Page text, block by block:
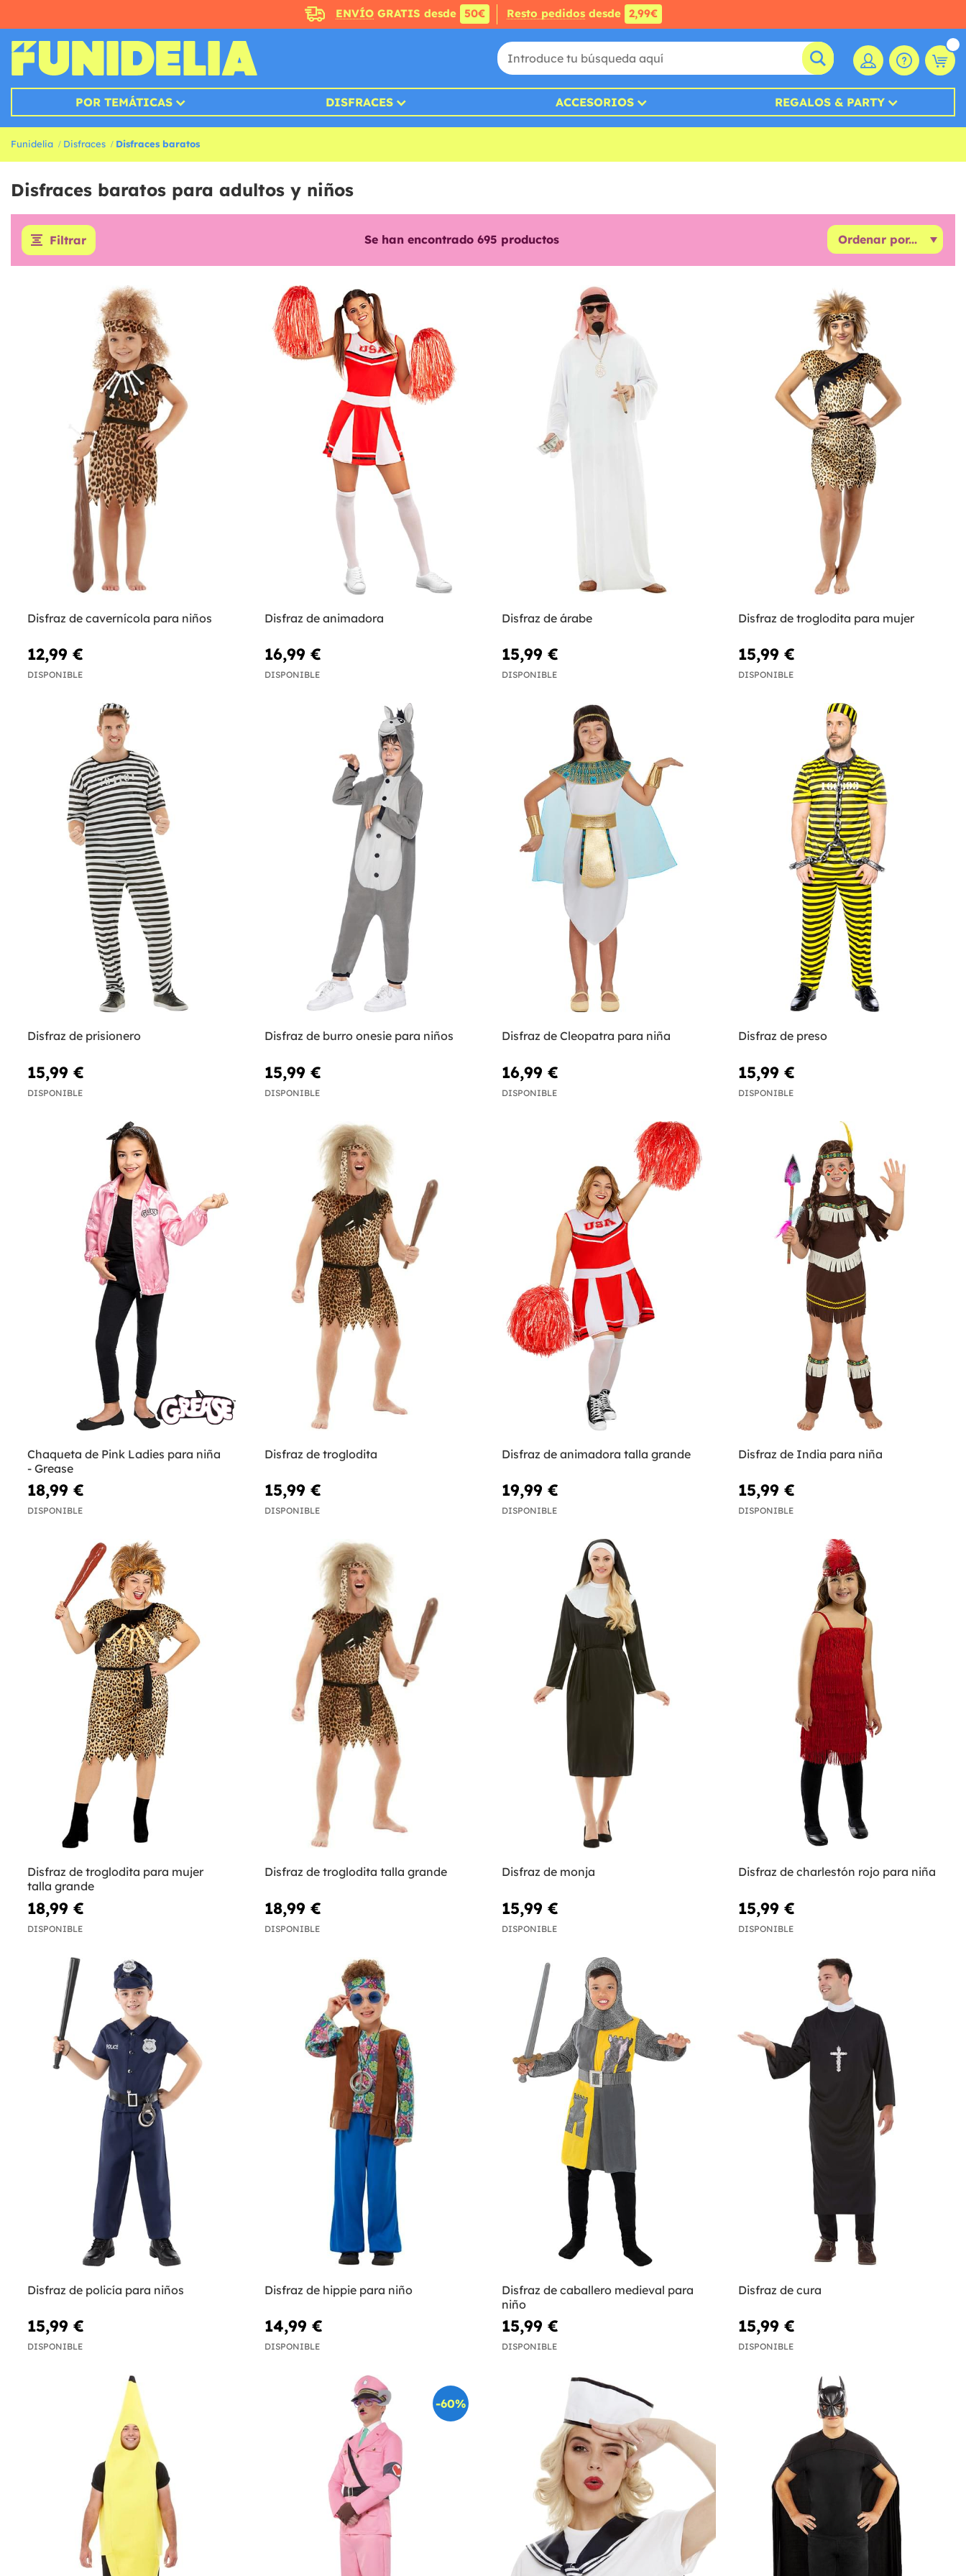
ENVÍOGRATIS desde 50€ Resto pedidosdesde 2,99€
POR TEMÁTICAS DISFRACES ACCESORIOS REGALOS & PARTY
Funidelia Disfraces Disfraces baratos
Disfraces baratos para adultos y niños
Filtrar Se han encontrado 695 productos
Disfraz de cavernícola para niños
12,99 €
DISPONIBLE
Disfraz de animadora
16,99 €
DISPONIBLE
Disfraz de árabe
15,99 €
DISPONIBLE
Disfraz de troglodita para mujer
15,99 €
DISPONIBLE
Disfraz de prisionero
15,99 €
DISPONIBLE
Disfraz de burro onesie para niños
15,99 €
DISPONIBLE
Disfraz de Cleopatra para niña
16,99 €
DISPONIBLE
Disfraz de preso
15,99 €
DISPONIBLE
Chaqueta de Pink Ladies para niña
- Grease
18,99 €
DISPONIBLE
Disfraz de troglodita
15,99 €
DISPONIBLE
Disfraz de animadora talla grande
19,99 €
DISPONIBLE
Disfraz de India para niña
15,99 €
DISPONIBLE
Disfraz de troglodita para mujer
talla grande
18,99 €
DISPONIBLE
Disfraz de troglodita talla grande
18,99 €
DISPONIBLE
Disfraz de monja
15,99 €
DISPONIBLE
Disfraz de charlestón rojo para niña
15,99 €
DISPONIBLE
Disfraz de policía para niños
15,99 €
DISPONIBLE
Disfraz de hippie para niño
14,99 €
DISPONIBLE
Disfraz de caballero medieval para
niño
15,99 €
DISPONIBLE
Disfraz de cura
15,99 €
DISPONIBLE
-60%